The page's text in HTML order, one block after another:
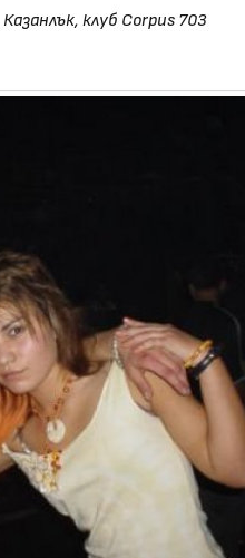
Казанлък, клуб Corpus 703